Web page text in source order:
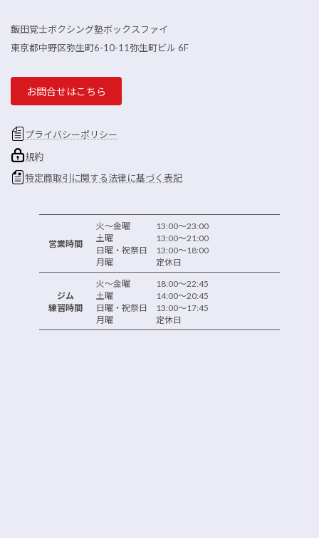
飯田覚士ボクシング塾ボックスファイ
東京都中野区弥生町6-10-11弥生町ビル 6F
お問合せはこちら
プライバシーポリシー
規約
特定商取引に関する法律に基づく表記
営業時間
火～金曜 13:00～23:00
土曜 13:00～21:00
日曜・祝祭日 13:00～18:00
月曜 定休日
ジム
練習時間
火～金曜 18:00～22:45
土曜 14:00～20:45
日曜・祝祭日 13:00～17:45
月曜 定休日